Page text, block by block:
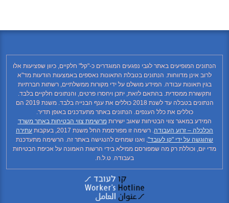
הנתונים המופיעים באתר לגבי נפגעים המוגדרים כ-"קל" חלקיים, כיוון שפציעות אלו
לרוב אינן מדווחות. הנתונים בטבלת התאונות נאספים באמצעות הודעות מד"א
בגין תאונות עבודה. המידע מושלם על ידי מקורות ממשלתיים, רשתות חברתיות
ותקשורת ממסדית. בהתאם לזאת, יתכן ויחסרו פרטים, והנתונים חלקיים בלבד.
הנתונים בטבלה עד לשנת 2018 כוללים את ענף הבנייה בלבד. משנת 2019 הם
כוללים את כלל הענפים. הנתונים באתר מתעדכנים באופן תדיר.
המידע במאגר צווי הבטיחות שאוב ישירותמרשימת צווי הבטיחות באתר משרד
הכלכלה – זרוע העבודה. רשימה זו מפורסמת החל משנת 2017, בעקבות
עתירה
שהוגשה על ידי "קו לעובד", ואנו שמחים להנגישה באתר זה. הרשימה מתעדכנת
מדי יום, וכוללת רק מה שמפורסם ממילא בידי הרשות האמונה על אכיפת הבטיחות
בעבודה. ט.ל.ח.